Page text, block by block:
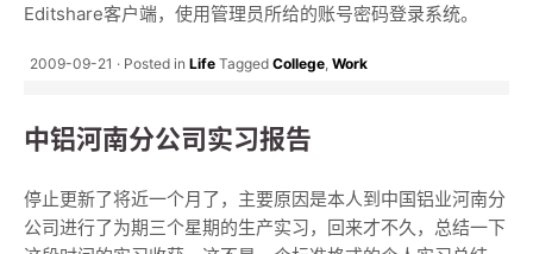
Editshare客户端，使用管理员所给的账号密码登录系统。
2009-09-21 Posted in Life Tagged College, Work
中铝河南分公司实习报告
停止更新了将近一个月了，主要原因是本人到中国铝业河南分
公司进行了为期三个星期的生产实习，回来才不久，总结一下